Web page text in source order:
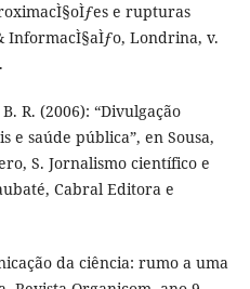
e rupturas
InformacÌ§aÌƒo, Londrina, v.
R. (2006): “Divulgação
e saúde pública”, en Sousa,
S. Jornalismo científico e
Cabral Editora e
da ciência: rumo a uma